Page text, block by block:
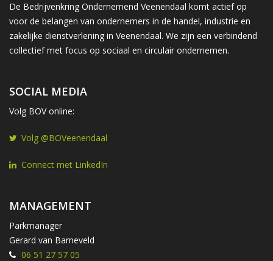
De Bedrijvenkring Ondernemend Veenendaal komt actief op
voor de belangen van ondernemers in de handel, industrie en
zakelijke dienstverlening in Veenendaal. We zijn een verbindend
collectief met focus op sociaal en circulair ondernemen.
SOCIAL MEDIA
Volg BOV online:
Volg @BOVeenendaal
Connect met LinkedIn
MANAGEMENT
Parkmanager
Gerard van Barneveld
06 51 27 57 05